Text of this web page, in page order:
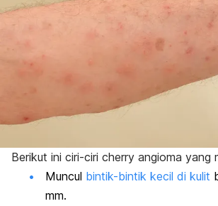
Berikut ini ciri-ciri cherry angioma yang
Muncul bintik-bintik kecil di kulit
mm.